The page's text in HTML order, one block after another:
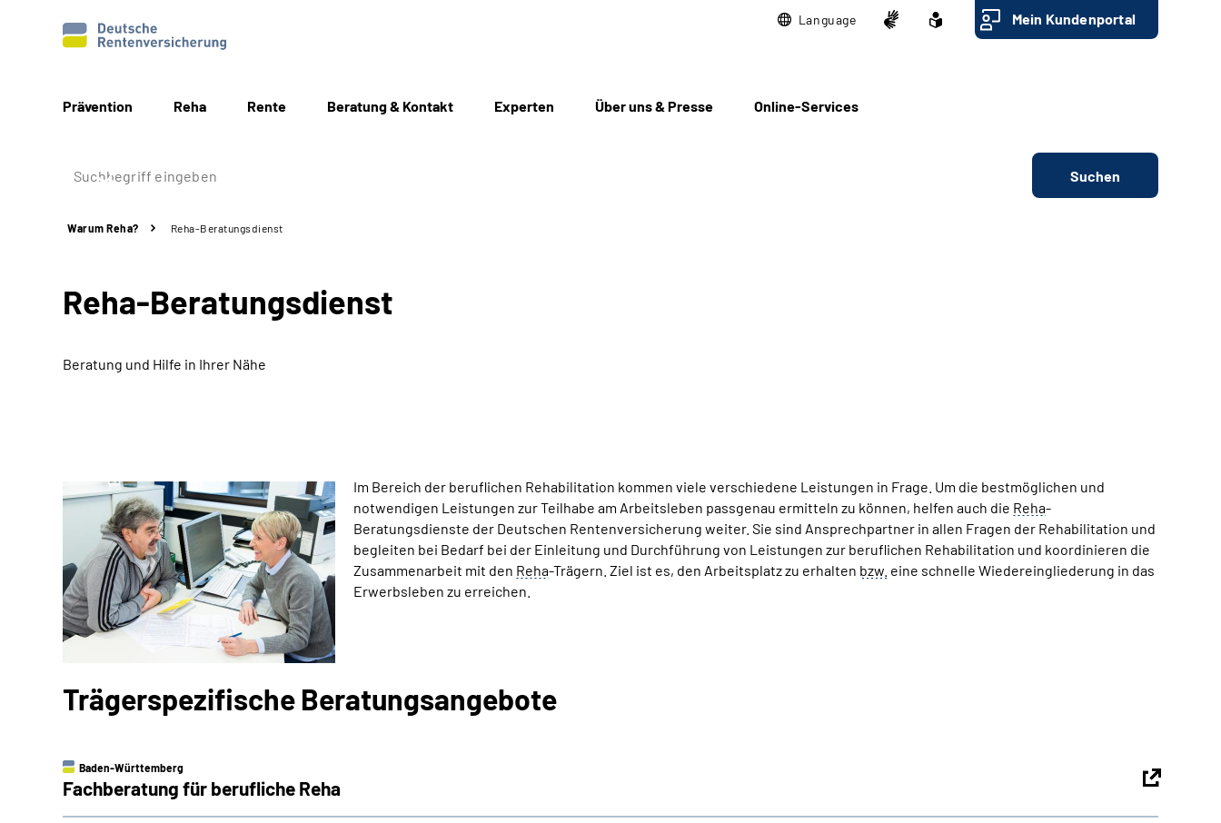
Language Mein Kundenportal
Prävention Reha Rente Beratung & Kontakt Experten Über uns & Presse Online-Services
Suchen
Warum Reha? Reha-Beratungsdienst
Reha-Beratungsdienst
Beratung und Hilfe in Ihrer Nähe
Im Bereich der beruflichen Rehabilitation kommen viele verschiedene Leistungen in Frage. Um die bestmöglichen und
notwendigen Leistungen zur Teilhabe am Arbeitsleben passgenau ermitteln zu können, helfen auch die Reha-
Beratungsdienste der Deutschen Rentenversicherung weiter. Sie sind Ansprechpartner in allen Fragen der Rehabilitation und
begleiten bei Bedarf bei der Einleitung und Durchführung von Leistungen zur beruflichen Rehabilitation und koordinieren die
Zusammenarbeit mit den Reha-Trägern. Ziel ist es, den Arbeitsplatz zu erhalten bzw. eine schnelle Wiedereingliederung in das
Erwerbsleben zu erreichen.
Trägerspezifische Beratungsangebote
Baden-Württemberg
Fachberatung für berufliche Reha